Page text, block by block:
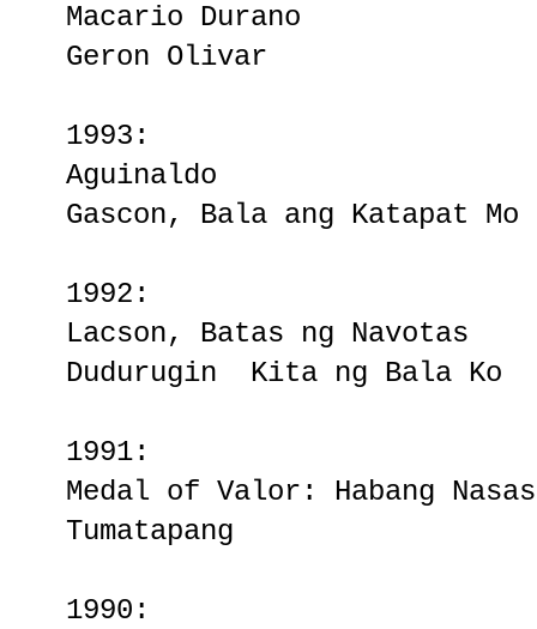
Macario Durano
Geron Olivar
1993:
Aguinaldo
Gascon, Bala ang Katapat Mo
1992:
Lacson, Batas ng Navotas
Dudurugin Kita ng Bala Ko
1991:
Medal of Valor: Habang
Tumatapang
1990: